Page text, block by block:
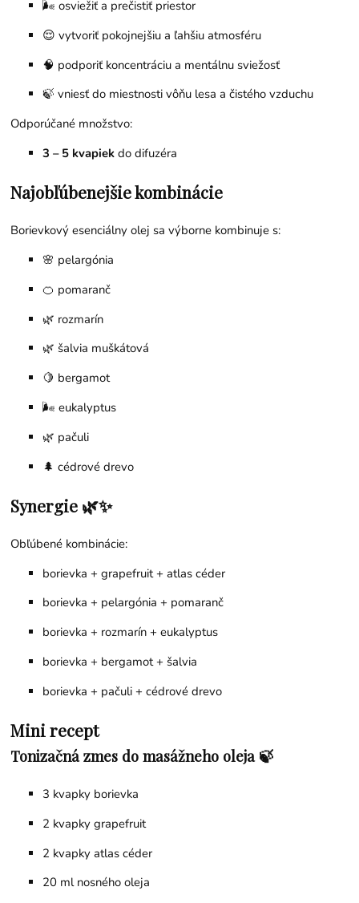
🌬️ osviežiť a prečistiť priestor
😌 vytvoriť pokojnejšiu a ľahšiu atmosféru
🧠 podporiť koncentráciu a mentálnu sviežosť
🍃 vniesť do miestnosti vôňu lesa a čistého vzduchu
Odporúčané množstvo:
3 – 5 kvapiek do difuzéra
Najobľúbenejšie kombinácie
Borievkový esenciálny olej sa výborne kombinuje s:
🌸 pelargónia
🍊 pomaranč
🌿 rozmarín
🌿 šalvia muškátová
🍋 bergamot
🌬️eukalyptus
🌿 pačuli
🌲 cédrové drevo
Synergie 🌿✨
Obľúbené kombinácie:
borievka +grapefruit+atlas céder
borievka + pelargónia + pomaranč
borievka + rozmarín +eukalyptus
borievka + bergamot+ šalvia
borievka + pačuli +cédrové drevo
Mini recept
Tonizačná zmes do masážneho oleja 🍃
3 kvapky borievka
2 kvapkygrapefruit
2 kvapkyatlas céder
20 ml nosného oleja